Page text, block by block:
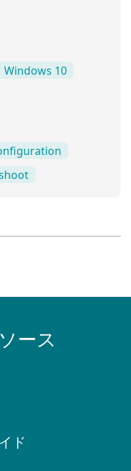
Windows 10
ース
ド